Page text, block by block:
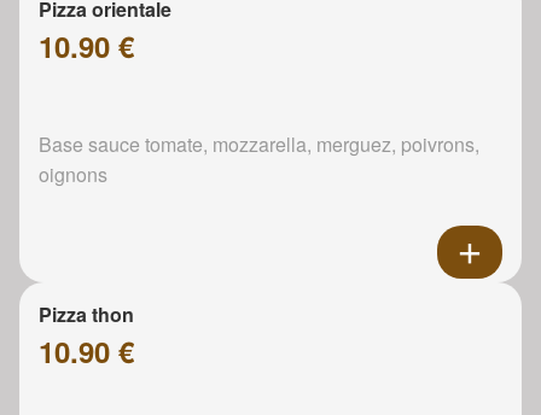
Pizza orientale
10.90 €
Base sauce tomate, mozzarella, merguez, poivrons,
oignons
Pizza thon
10.90 €